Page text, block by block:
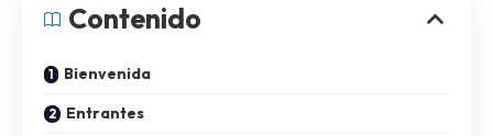
Contenido
Bienvenida
Entrantes